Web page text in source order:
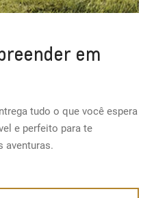
em
tudo o que você espera
e perfeito para te
aventuras.